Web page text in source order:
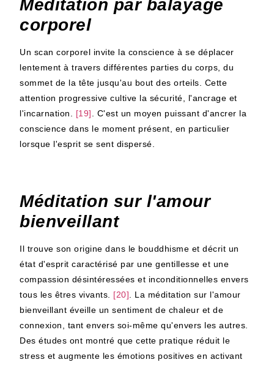
Méditation par balayage
corporel
Un scan corporel invite la conscience à se déplacer
lentement à travers différentes parties du corps, du
sommet de la tête jusqu'au bout des orteils. Cette
attention progressive cultive la sécurité, l'ancrage et
l'incarnation. [19]
. C'est un moyen puissant d'ancrer la
conscience dans le moment présent, en particulier
lorsque l'esprit se sent dispersé.
Méditation sur l'amour
bienveillant
Il trouve son origine dans le bouddhisme et décrit un
état d'esprit caractérisé par une gentillesse et une
compassion désintéressées et inconditionnelles envers
tous les êtres vivants. [20] . La méditation sur l'amour
bienveillant éveille un sentiment de chaleur et de
connexion, tant envers soi-même qu'envers les autres.
Des études ont montré que cette pratique réduit le
stress et augmente les émotions positives en activant